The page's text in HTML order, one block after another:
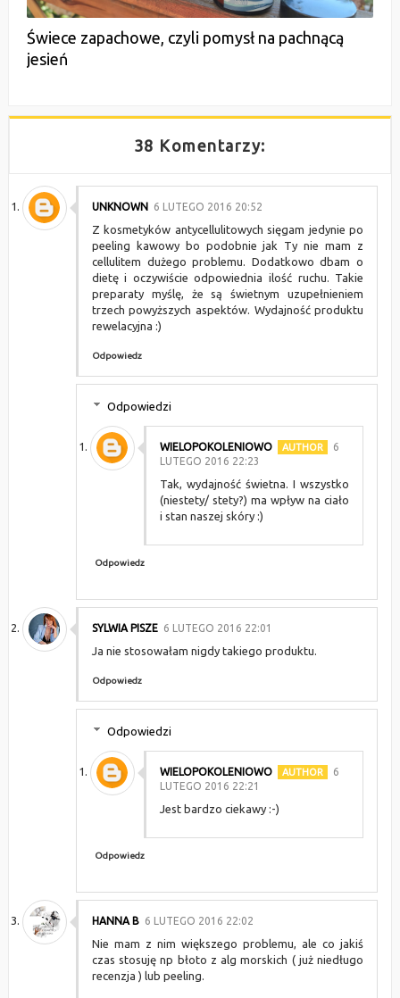
Świece zapachowe, czyli pomysł na pachnącą
jesień
38 Komentarzy:
UNKNOWN 6 LUTEGO 2016 20:52
Z kosmetyków antycellulitowych sięgam jedynie po
peeling kawowy bo podobnie jak Ty nie mam z
cellulitem dużego problemu. Dodatkowo dbam o
dietę i oczywiście odpowiednia ilość ruchu. Takie
preparaty myślę, że są świetnym uzupełnieniem
trzech powyższych aspektów. Wydajność produktu
rewelacyjna :)
Odpowiedz
Odpowiedzi
WIELOPOKOLENIOWO
6
LUTEGO 2016 22:23
Tak, wydajność świetna. I wszystko
(niestety/ stety?) ma wpływ na ciało
i stan naszej skóry :)
Odpowiedz
SYLWIA PISZE 6 LUTEGO 2016 22:01
Ja nie stosowałam nigdy takiego produktu.
Odpowiedz
Odpowiedzi
WIELOPOKOLENIOWO
6
LUTEGO 2016 22:21
Jest bardzo ciekawy :-)
Odpowiedz
HANNA B 6 LUTEGO 2016 22:02
Nie mam z nim większego problemu, ale co jakiś
czas stosuję np błoto z alg morskich ( już niedługo
recenzja ) lub peeling.